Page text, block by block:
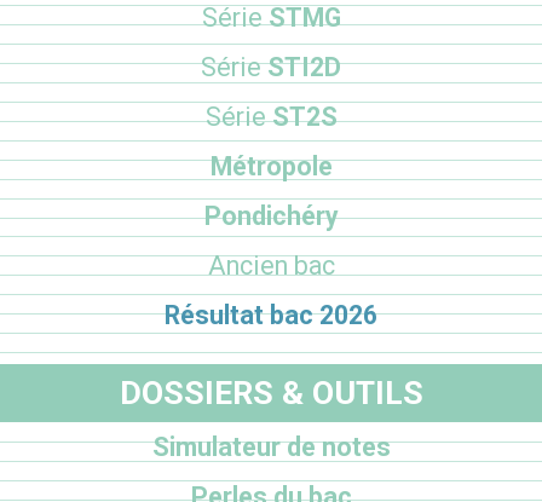
SérieSTMG
SérieSTI2D
SérieST2S
Métropole
Pondichéry
Ancien bac
Résultat bac 2026
DOSSIERS & OUTILS
Simulateur de notes